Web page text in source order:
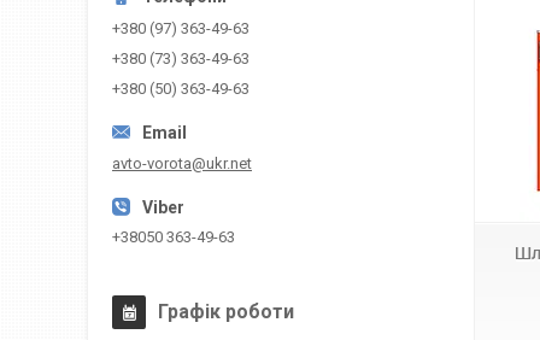
WIDEM
+380 (97) 363-49-63
+380 (73) 363-49-63
+380 (50) 363-49-63
avto-vorota@ukr.net
+38050 363-49-63
Графік роботи